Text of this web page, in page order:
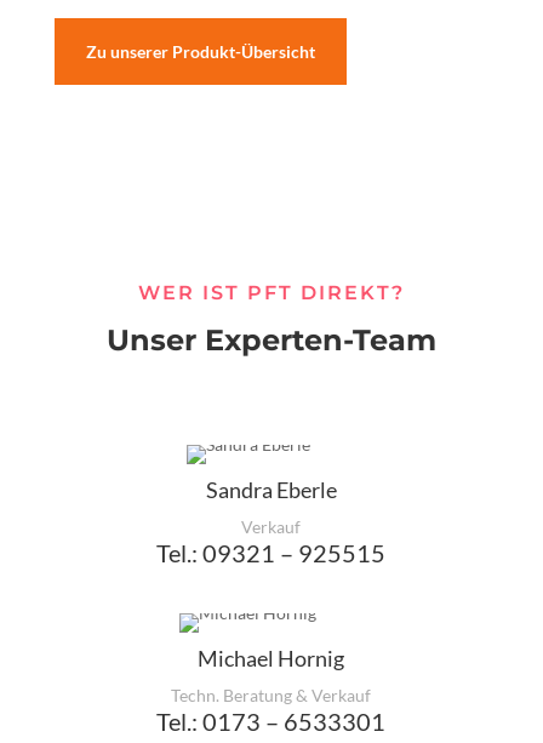
Zu unserer Produkt-Übersicht
WER IST PFT DIREKT?
Unser Experten-Team
Sandra Eberle
Verkauf
Tel.: 09321 – 925515
Michael Hornig
Techn. Beratung & Verkauf
Tel.: 0173 – 6533301